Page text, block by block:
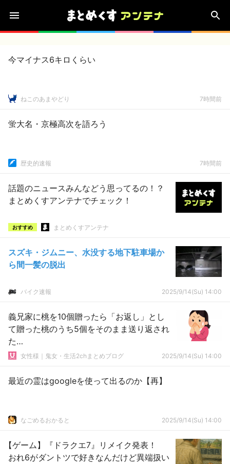
今マイナス6キロくらい
ねこのあまやどり 7時間前
蛍大名・京極高次を語ろう
歴史的速報 7時間前
話題のニュースみんなどう思ってるの！？
まとめくすアンテナでチェック！
おすすめ まとめくすアンテナ
スズキ・ジムニー、水没する地下駐車場か
ら間一髪の脱出
バイク速報 2025/9/14(Su) 14:00
義兄家に桃を10個贈ったら「お返し」とし
て贈った桃のうち5個をそのまま送り返され
た…
女性様｜鬼女・生活2chまとめブログ 2025/9/14(Su) 14:00
最近の霊はgoogleを使って出るのか【再】
なごめるおかると 2025/9/14(Su) 14:00
【ゲーム】『ドラクエ7』リメイク発表！
おれ6がダントツで好きなんだけど異端扱い